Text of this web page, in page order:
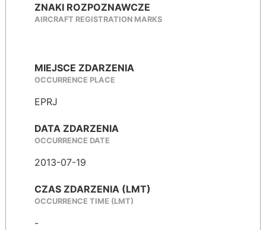
ZNAKI ROZPOZNAWCZE
AIRCRAFT REGISTRATION MARKS
MIEJSCE ZDARZENIA
OCCURRENCE PLACE
EPRJ
DATA ZDARZENIA
OCCURRENCE DATE
2013-07-19
CZAS ZDARZENIA (LMT)
OCCURRENCE TIME (LMT)
-